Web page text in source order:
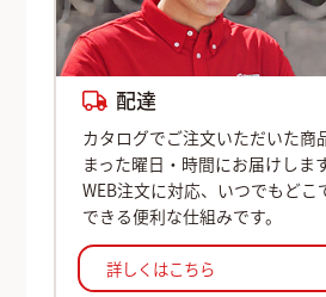
配達
カタログでご注文いただいた商
まった曜日・時間にお届けしま
WEB注文に対応、いつでもどこ
できる便利な仕組みです。
詳しくはこちら